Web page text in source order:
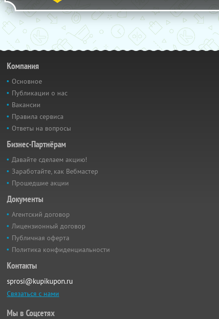
Компания
Основное
Публикации о нас
Вакансии
Правила сервиса
Ответы на вопросы
Бизнес-Партнёрам
Давайте сделаем акцию!
Заработайте, как Вебмастер
Прошедшие акции
Документы
Агентский договор
Лицензионный договор
Публичная оферта
Политика конфиденциальности
Контакты
sprosi@kupikupon.ru
Связаться с нами
Мы в Соцсетях